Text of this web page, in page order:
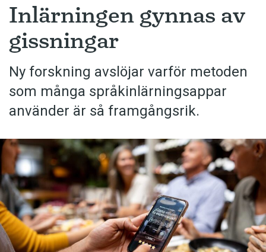
Inlärningen gynnas av
gissningar
Ny forskning avslöjar varför metoden
som många språkinlärningsappar
använder är så framgångsrik.